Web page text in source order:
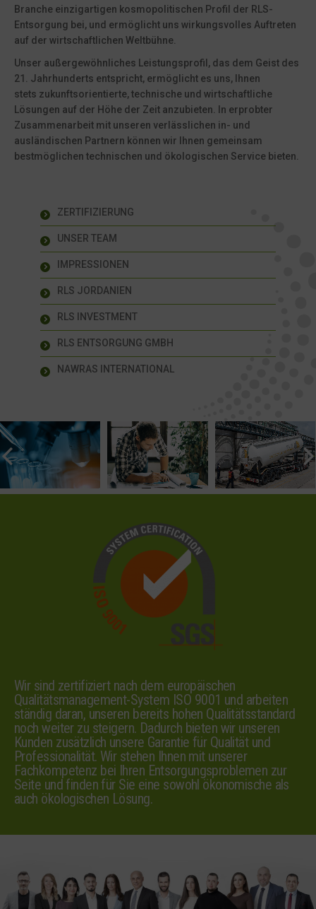
Branche einzigartigen kosmopolitischen Profil der RLS-
Entsorgung bei, und ermöglicht uns wirkungsvolles Auftreten
auf der wirtschaftlichen Weltbühne.
Unser außergewöhnliches Leistungsprofil, das dem Geist des
21. Jahrhunderts entspricht, ermöglicht es uns, Ihnen
stets zukunftsorientierte, technische und wirtschaftliche
Lösungen auf der Höhe der Zeit anzubieten. In erprobter
Zusammenarbeit mit unseren verlässlichen in- und
ausländischen Partnern können wir Ihnen gemeinsam
bestmöglichen technischen und ökologischen Service bieten.
ZERTIFIZIERUNG
UNSER TEAM
IMPRESSIONEN
RLS JORDANIEN
RLS INVESTMENT
RLS ENTSORGUNG GMBH
NAWRAS INTERNATIONAL
Wir sind zertifiziert nach dem europäischen
Qualitätsmanagement-System ISO 9001 und arbeiten
ständig daran, unseren bereits hohen Qualitätsstandard
noch weiter zu steigern. Dadurch bieten wir unseren
Kunden zusätzlich unsere Garantie für Qualität und
Professionalität. Wir stehen Ihnen mit unserer
Fachkompetenz bei Ihren Entsorgungsproblemen zur
Seite und finden für Sie eine sowohl ökonomische als
auch ökologischen Lösung.